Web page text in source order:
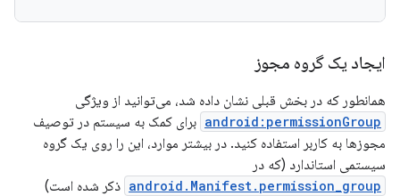
ایجاد یک گروه مجوز
همانطور که در بخش قبلی نشان داده شد، می‌توانید از ویژگی
android:permissionGroup برای کمک به سیستم در توصیف
مجوزها به کاربر استفاده کنید. در بیشتر موارد، این را روی یک گروه
سیستمی استاندارد (که در
android.Manifest.permission_group ذکر شده است)